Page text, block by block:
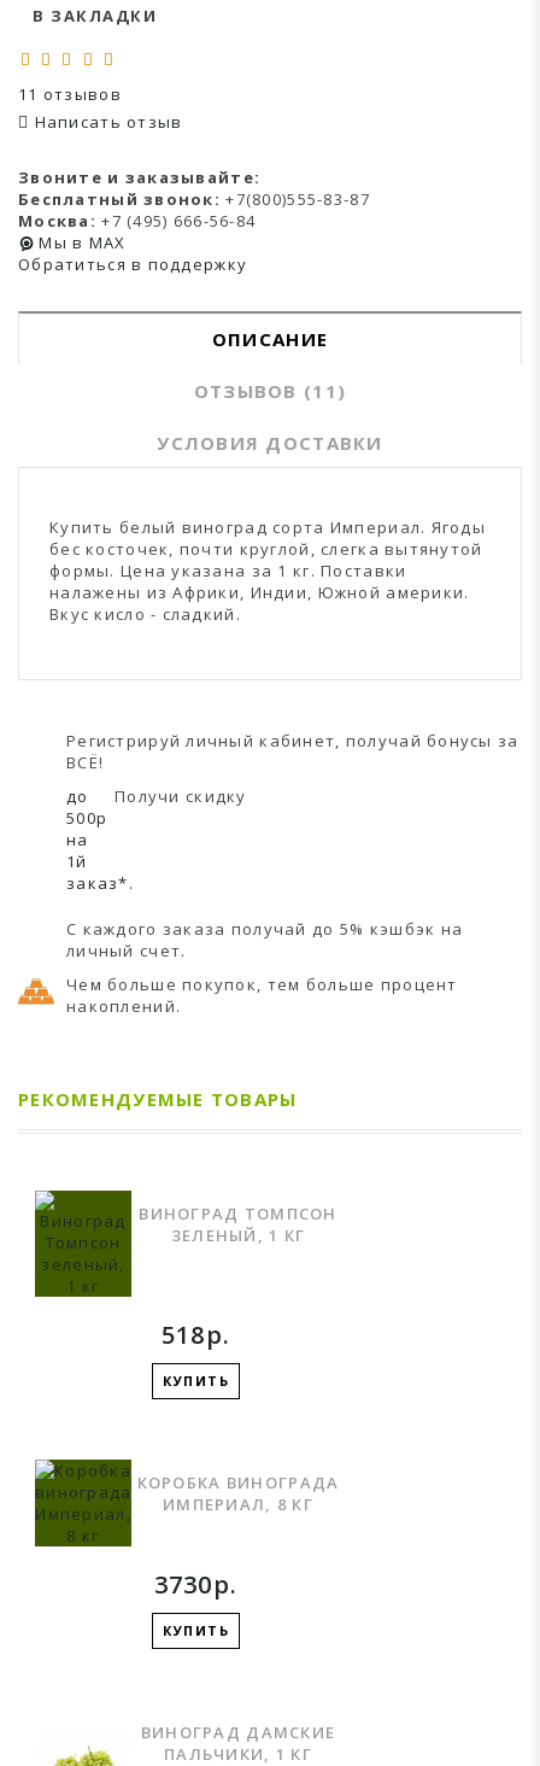
В ЗАКЛАДКИ
11 отзывов
Написать отзыв
Звоните и заказывайте:
Бесплатный звонок: +7(800)555-83-87
Москва: +7 (495) 666-56-84
Мы в MAX
Обратиться в поддержку
ОПИСАНИЕ
ОТЗЫВОВ (11)
УСЛОВИЯ ДОСТАВКИ
Купить белый виноград сорта Империал. Ягоды
бес косточек, почти круглой, слегка вытянутой
формы. Цена указана за 1 кг. Поставки
налажены из Африки, Индии, Южной америки.
Вкус кисло - сладкий.
Регистрируй личный кабинет, получай бонусы за
ВСЁ!
Получи скидку
до
500р
на
1й
заказ*.
С каждого заказа получай до 5% кэшбэк на
личный счет.
Чем больше покупок, тем больше процент
накоплений.
РЕКОМЕНДУЕМЫЕ ТОВАРЫ
ВИНОГРАД ТОМПСОН
ЗЕЛЕНЫЙ, 1 КГ
518р.
КУПИТЬ
КОРОБКА ВИНОГРАДА
ИМПЕРИАЛ, 8 КГ
3730р.
КУПИТЬ
ВИНОГРАД ДАМСКИЕ
ПАЛЬЧИКИ, 1 КГ